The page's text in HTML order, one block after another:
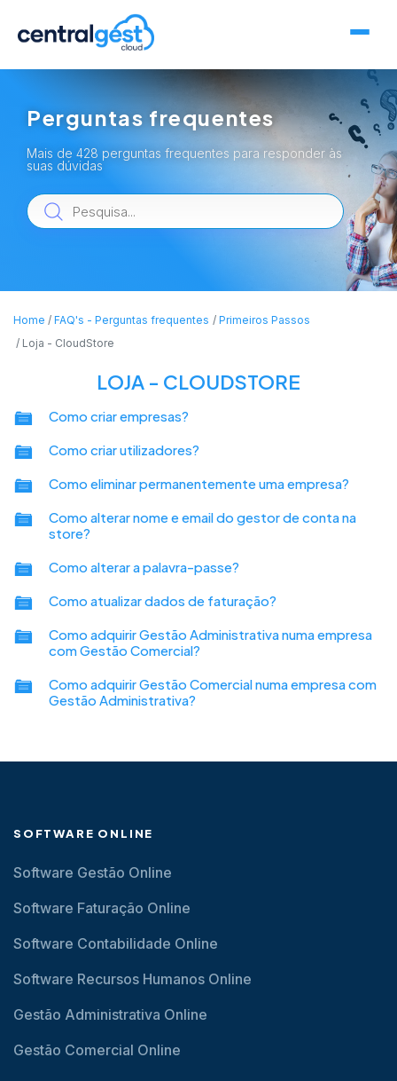
Perguntas frequentes
Mais de 428 perguntas frequentes para responder às
suas dúvidas
Home FAQ's - Perguntas frequentes
Primeiros Passos
Loja - CloudStore
LOJA - CLOUDSTORE
Como criar empresas?
Como criar utilizadores?
Como eliminar permanentemente uma empresa?
Como alterar nome e email do gestor de conta na
store?
Como alterar a palavra-passe?
Como atualizar dados de faturação?
Como adquirir Gestão Administrativa numa empresa
com Gestão Comercial?
Como adquirir Gestão Comercial numa empresa com
Gestão Administrativa?
SOFTWARE ONLINE
Software Gestão Online
Software Faturação Online
Software Contabilidade Online
Software Recursos Humanos Online
Gestão Administrativa Online
Gestão Comercial Online